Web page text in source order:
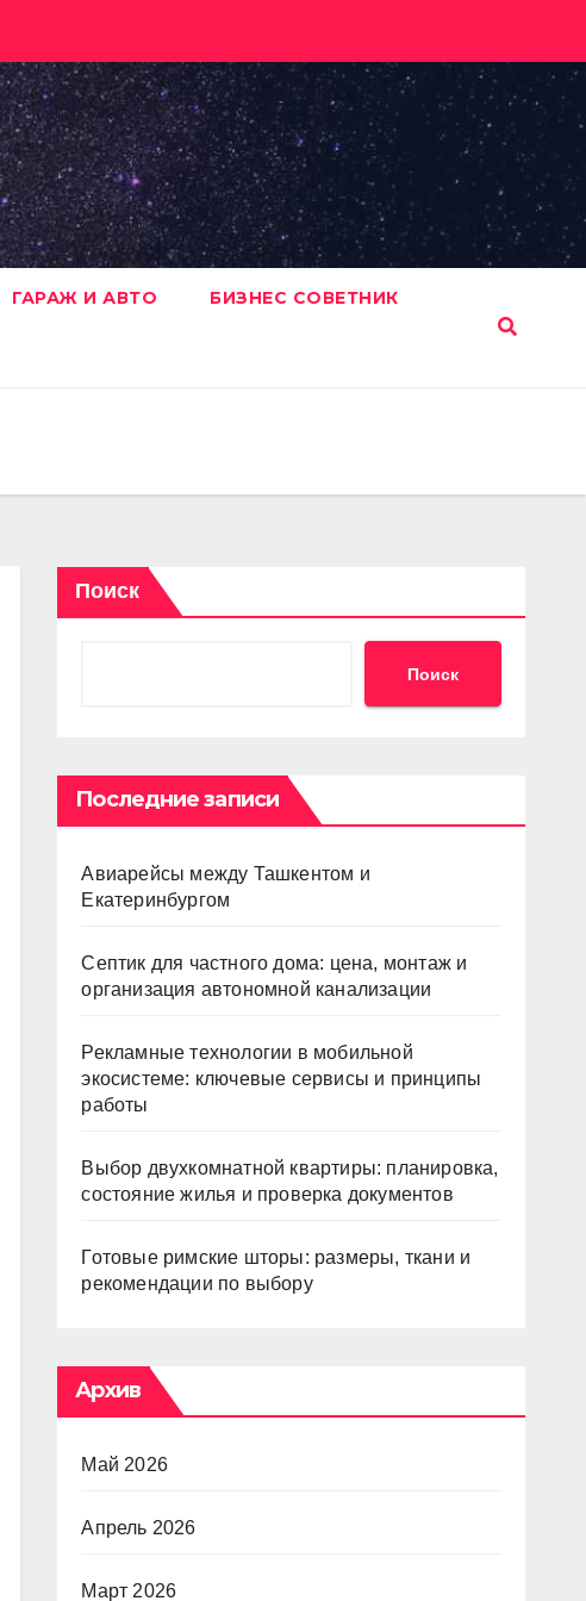
ГАРАЖ И АВТО БИЗНЕС СОВЕТНИК
Поиск
Поиск
Последние записи
Авиарейсы между Ташкентом и
Екатеринбургом
Септик для частного дома: цена, монтаж и
организация автономной канализации
Рекламные технологии в мобильной
экосистеме: ключевые сервисы и принципы
работы
Выбор двухкомнатной квартиры: планировка,
состояние жилья и проверка документов
Готовые римские шторы: размеры, ткани и
рекомендации по выбору
Архив
Май 2026
Апрель 2026
Март 2026